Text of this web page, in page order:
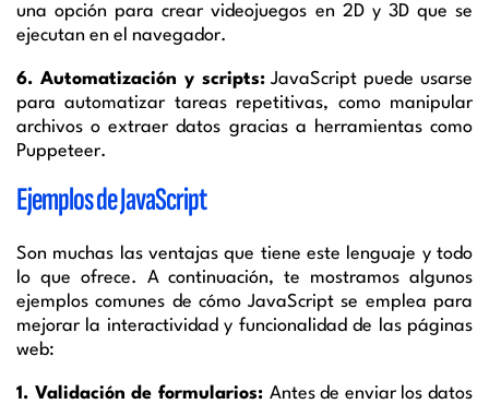
una opción para crear videojuegos en 2D y 3D que se
ejecutan en el navegador.
6. Automatización y scripts:JavaScript puede usarse
para automatizar tareas repetitivas, como manipular
archivos o extraer datos gracias a herramientas como
Puppeteer.
Ejemplos de JavaScript
Son muchas las ventajas que tiene este lenguaje y todo
lo que ofrece. A continuación, te mostramos algunos
ejemplos comunes de cómo JavaScript se emplea para
mejorar la interactividad y funcionalidad de las páginas
web:
1. Validación de formularios: Antes de enviar los datos